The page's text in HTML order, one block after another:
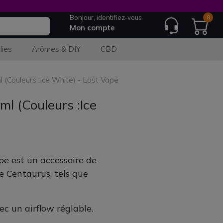
Bonjour, identifiez-vous
Mon compte
0
Arômes & DIY CBD
(Couleurs :Ice White) - Lost Vape
(Couleurs :Ice
est un accessoire de
Centaurus, tels que
un airflow réglable.